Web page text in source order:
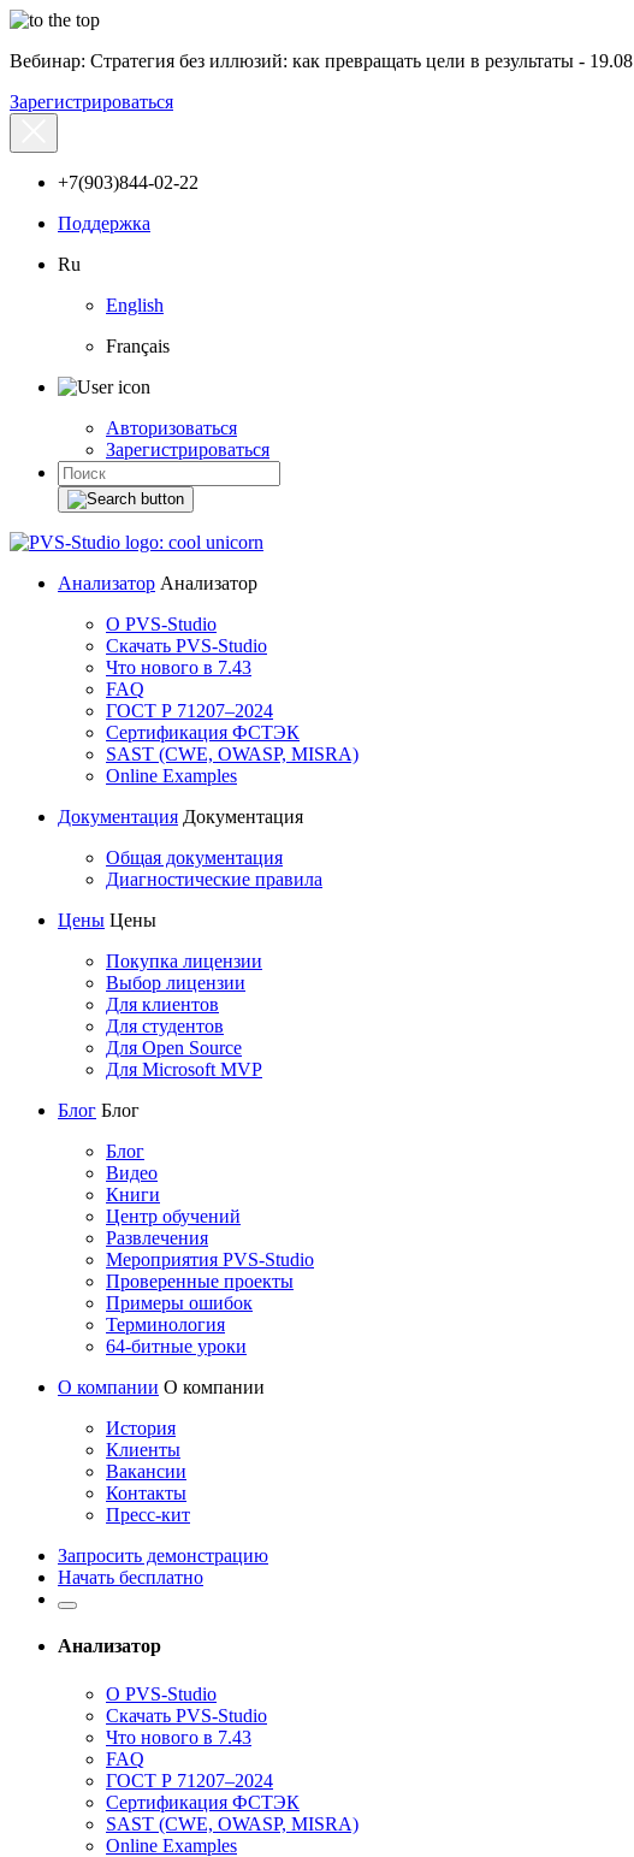
Вебинар: Стратегия без иллюзий: как превращать цели в результаты - 19.08
Зарегистрироваться
+7(903)844-02-22
Поддержка
Ru
English
Français
Авторизоваться
Зарегистрироваться
Анализатор Анализатор
О PVS-Studio
Скачать PVS-Studio
Что нового в 7.43
FAQ
ГОСТ Р 71207–2024
Сертификация ФСТЭК
SAST (CWE, OWASP, MISRA)
Online Examples
Документация Документация
Общая документация
Диагностические правила
Цены Цены
Покупка лицензии
Выбор лицензии
Для клиентов
Для студентов
Для Open Source
Для Microsoft MVP
Блог Блог
Блог
Видео
Книги
Центр обучений
Развлечения
Мероприятия PVS-Studio
Проверенные проекты
Примеры ошибок
Терминология
64-битные уроки
О компании О компании
История
Клиенты
Вакансии
Контакты
Пресс-кит
Запросить демонстрацию
Начать бесплатно
Анализатор
О PVS-Studio
Скачать PVS-Studio
Что нового в 7.43
FAQ
ГОСТ Р 71207–2024
Сертификация ФСТЭК
SAST (CWE, OWASP, MISRA)
Online Examples